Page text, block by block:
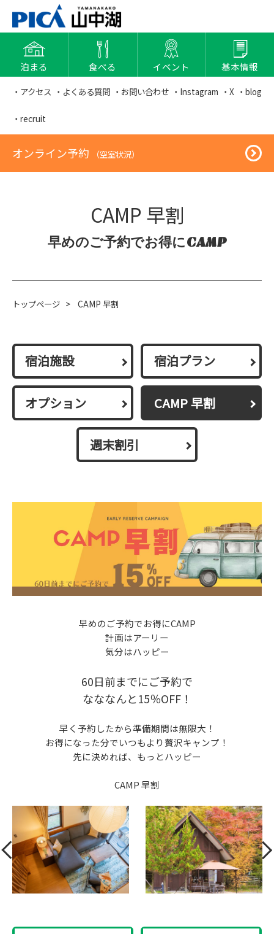
泊まる 食べる イベント 基本情報
・アクセス ・よくある質問 ・お問い合わせ ・Instagram ・X ・blog
・recruit
オンライン予約 （空室状況）
CAMP 早割
早めのご予約でお得にCAMP
トップページ > CAMP 早割
宿泊施設 宿泊プラン
オプション CAMP 早割
週末割引
早めのご予約でお得にCAMP
計画はアーリー
気分はハッピー
60日前までにご予約で
なななんと15％OFF！
早く予約したから準備期間は無限大！
お得になった分でいつもより贅沢キャンプ！
先に決めれば、もっとハッピー
CAMP 早割